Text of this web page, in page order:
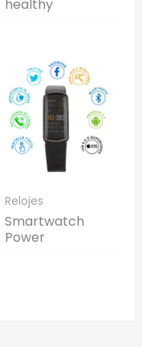
healthy
Relojes
Smartwatch
Power